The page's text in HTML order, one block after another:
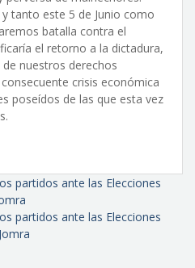
tanto este 5 de Junio como
batalla contra el
el retorno a la dictadura,
nuestros derechos
crisis económica
poseídos de las que esta vez
partidos ante las Elecciones
partidos ante las Elecciones